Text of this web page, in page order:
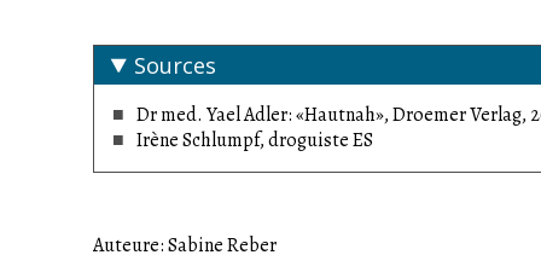
Sources
Dr med. Yael Adler: «Hautnah», Droemer Verlag,
Irène Schlumpf, droguiste ES
Auteure: Sabine Reber